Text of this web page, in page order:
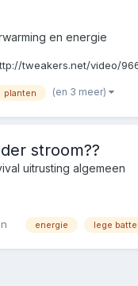
en energie
tweakers.net/video/
planten (en 3 meer)
stroom??
uitrusting algemeen
energie lege